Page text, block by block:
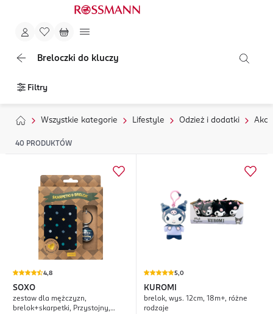
Breloczki do kluczy
Filtry
Wszystkie kategorie Lifestyle Odzież i dodatki
40 PRODUKTÓW
4,8
SOXO
zestaw dla mężczyzn,
brelok+skarpetki, Przystojny,
5,0
KUROMI
brelok, wys. 12cm, 18m+, różne
rodzaje